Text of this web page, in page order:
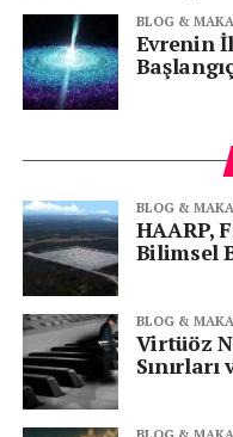
BLOG &
Evrenin
BLOG &
HAARP,
Bilimsel
BLOG &
Virtüöz